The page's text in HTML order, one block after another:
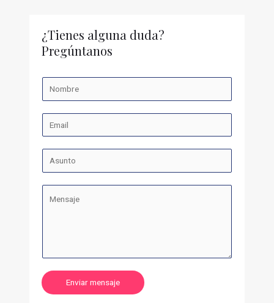
¿Tienes alguna duda?
Pregúntanos
Enviar mensaje